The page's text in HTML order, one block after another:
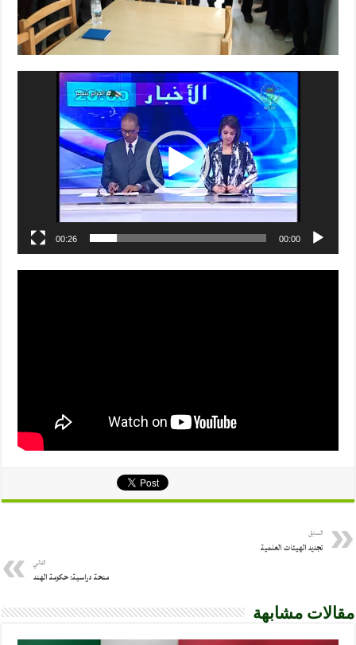
00:00
00:26
السابق
تجديد الهيئات العلمية
التالي
منحة دراسية: حكومة الهند
مقالات مشابهة